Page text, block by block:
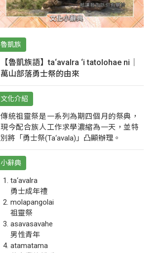
魯凱族
【魯凱族語】ta‘avalra ‘i tatolohae ni｜
萬山部落勇士祭的由來
文化介紹
傳統祖靈祭是一系列為期四個月的祭典，
現今配合族人工作求學濃縮為一天，並特
別將「勇士祭(Ta‘avala)」凸顯辦理。
小辭典
ta‘avalra
勇士成年禮
molapangolai
祖靈祭
asavasavahe
男性青年
atamatama